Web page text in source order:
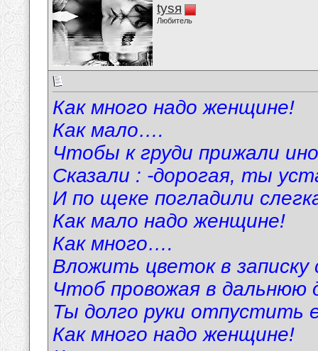
tysя
Любитель
Как много надо женщине!
Как мало….
Чтобы к груди прижали
Сказали : -дорогая, ты
И по щеке погладили
Как мало надо женщине!
Как много….
Вложить цветок в записку
Чтоб провожая в дальнюю
Ты долго руки отпустить
Как много надо женщине!